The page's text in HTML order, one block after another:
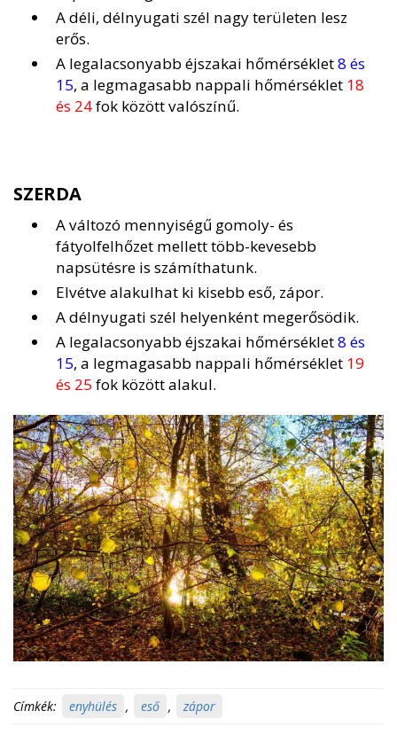
A déli, délnyugati szél nagy területen lesz
erős.
A legalacsonyabb éjszakai hőmérséklet8 és
15, a legmagasabb nappali hőmérséklet 18
és 24fok között valószínű.
SZERDA
A változó mennyiségű gomoly- és
fátyolfelhőzet mellett több-kevesebb
napsütésre is számíthatunk.
Elvétve alakulhat ki kisebb eső, zápor.
A délnyugati szél helyenként megerősödik.
A legalacsonyabb éjszakai hőmérséklet8 és
15, a legmagasabb nappali hőmérséklet 19
és 25 fok között alakul.
Címkék: enyhülés , eső , zápor